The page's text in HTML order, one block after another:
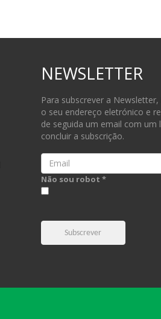
NEWSLETTER
Para subscrever a
o seu endereço eletrónico e
de seguida um email com um
concluir a subscrição.
Email
Não sou robot *
Subscrever